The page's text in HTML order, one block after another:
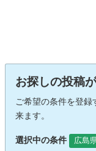
お探しの投稿
ご希望の条件を登録
来ます。
選択中の条件 広島